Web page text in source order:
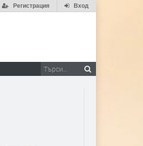
Вход
Регистрация